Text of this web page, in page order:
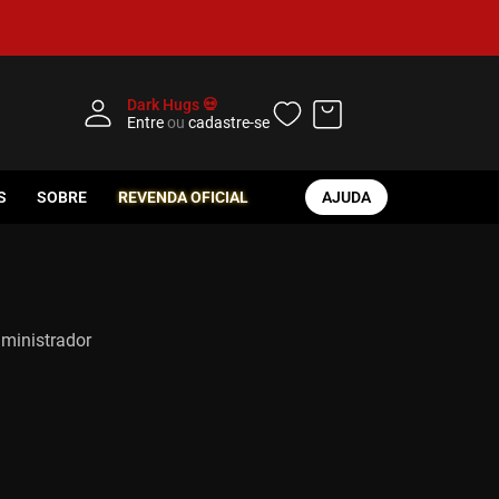
Dark Hugs 💀
Entreou cadastre-se
SOBRE REVENDA OFICIAL AJUDA